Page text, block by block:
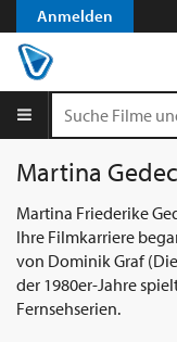
Anmelden
Martina
Martina Friederike
Ihre Filmkarriere
von Dominik Graf
der 1980er-Jahre
Fernsehserien.